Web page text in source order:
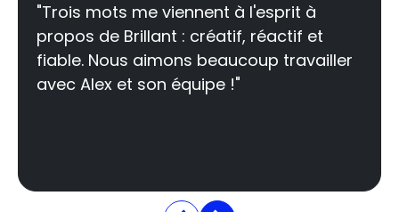
"Trois mots me viennent à l'esprit à
propos de Brillant : créatif, réactif et
fiable. Nous aimons beaucoup travailler
avec Alex et son équipe !"